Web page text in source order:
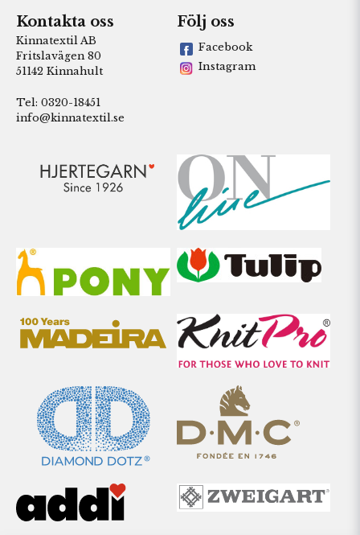
Kontakta oss
Kinnatextil AB
Fritslavägen 80
51142 Kinnahult
Tel: 0320-18451
info@kinnatextil.se
Följ oss
Facebook
Instagram